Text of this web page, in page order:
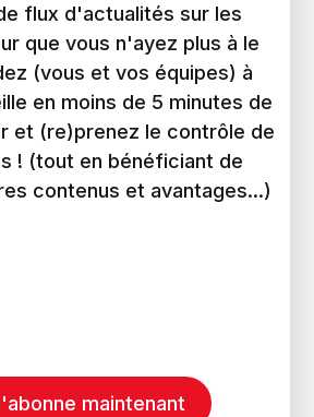
flux d'actualités sur les
que vous n'ayez plus à le
(vous et vos équipes) à
en moins de 5 minutes de
et (re)prenez le contrôle de
! (tout en bénéficiant de
contenus et avantages...)
maintenant